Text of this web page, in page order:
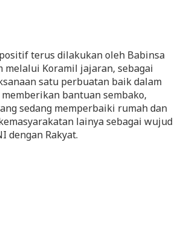
terus dilakukan oleh Babinsa
melalui Koramil jajaran, sebagai
satu perbuatan baik dalam
bantuan sembako,
sedang memperbaiki rumah dan
lainya sebagai wujud
dengan Rakyat.